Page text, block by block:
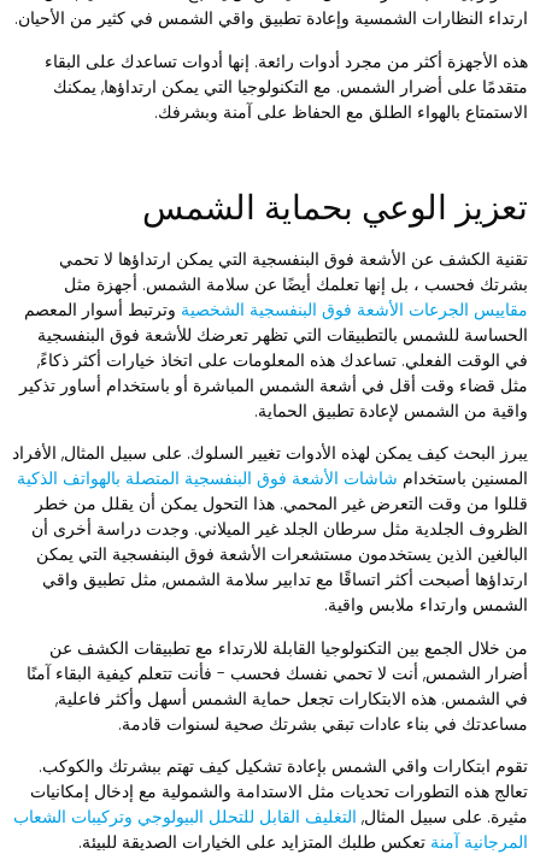
النظارات الشمسية وإعادة تطبيق واقي الشمس في كثير من الأحيان.
الأجهزة أكثر من مجرد أدوات رائعة. إنها أدوات تساعدك على البقاء
على أضرار الشمس. مع التكنولوجيا التي يمكن ارتداؤها, يمكنك
بالهواء الطلق مع الحفاظ على آمنة وبشرفك.
الوعي بحماية الشمس
الكشف عن الأشعة فوق البنفسجية التي يمكن ارتداؤها لا تحمي
فحسب ، بل إنها تعلمك أيضًا عن سلامة الشمس. أجهزة مثل
الجرعات الأشعة فوق البنفسجية الشخصيةوترتبط أسوار المعصم
للشمس بالتطبيقات التي تظهر تعرضك للأشعة فوق البنفسجية
الوقت الفعلي. تساعدك هذه المعلومات على اتخاذ خيارات أكثر ذكاءً,
قضاء وقت أقل في أشعة الشمس المباشرة أو باستخدام أساور تذكير
من الشمس لإعادة تطبيق الحماية.
البحث كيف يمكن لهذه الأدوات تغيير السلوك. على سبيل المثال, الأفراد
باستخدامشاشات الأشعة فوق البنفسجية المتصلة بالهواتف الذكية
من وقت التعرض غير المحمي. هذا التحول يمكن أن يقلل من خطر
الجلدية مثل سرطان الجلد غير الميلاني. وجدت دراسة أخرى أن
الذين يستخدمون مستشعرات الأشعة فوق البنفسجية التي يمكن
أصبحت أكثر اتساقًا مع تدابير سلامة الشمس, مثل تطبيق واقي
وارتداء ملابس واقية.
خلال الجمع بين التكنولوجيا القابلة للارتداء مع تطبيقات الكشف عن
الشمس, أنت لا تحمي نفسك فحسب - فأنت تتعلم كيفية البقاء آمنًا
الشمس. هذه الابتكارات تجعل حماية الشمس أسهل وأكثر فاعلية,
في بناء عادات تبقي بشرتك صحية لسنوات قادمة.
ابتكارات واقي الشمس بإعادة تشكيل كيف تهتم ببشرتك والكوكب.
هذه التطورات تحديات مثل الاستدامة والشمولية مع إدخال إمكانيات
على سبيل المثال,التغليف القابل للتحلل البيولوجي وتركيبات الشعاب
آمنةتعكس طلبك المتزايد على الخيارات الصديقة للبيئة.